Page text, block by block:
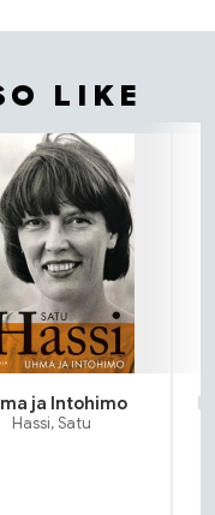
LIKE
ja Intohimo
Hassi, Satu